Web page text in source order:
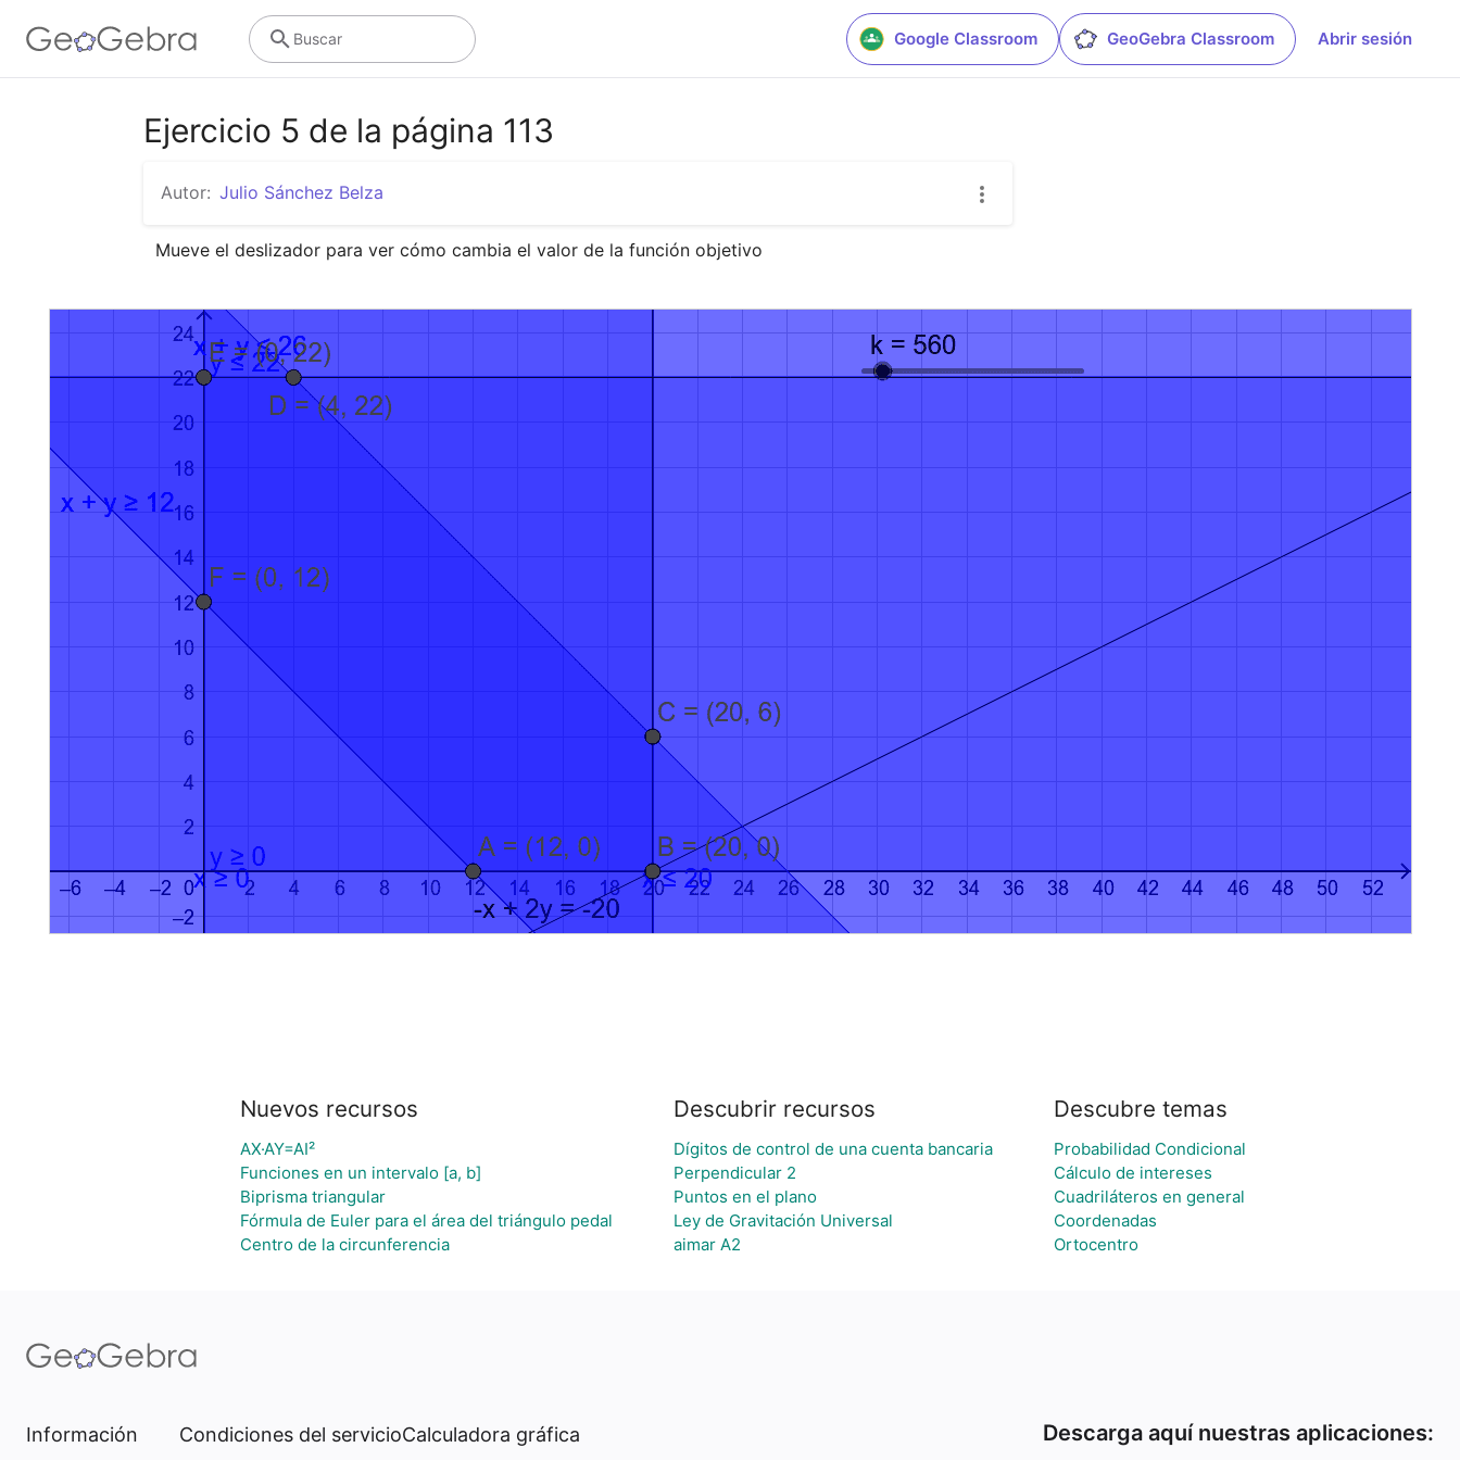
Google Classroom GeoGebra Classroom Abrir sesión
Buscar
Ejercicio 5 de la página 113
Autor: Julio Sánchez Belza
Mueve el deslizador para ver cómo cambia el valor de la función objetivo
Nuevos recursos
AX·AY=AI²
Funciones en un intervalo [a, b]
Biprisma triangular
Fórmula de Euler para el área del triángulo pedal
Centro de la circunferencia
Descubrir recursos
Dígitos de control de una cuenta bancaria
Perpendicular 2
Puntos en el plano
Ley de Gravitación Universal
aimar A2
Descubre temas
Probabilidad Condicional
Cálculo de intereses
Cuadriláteros en general
Coordenadas
Ortocentro
Información Condiciones del servicioCalculadora gráfica Descarga aquí nuestras aplicaciones: